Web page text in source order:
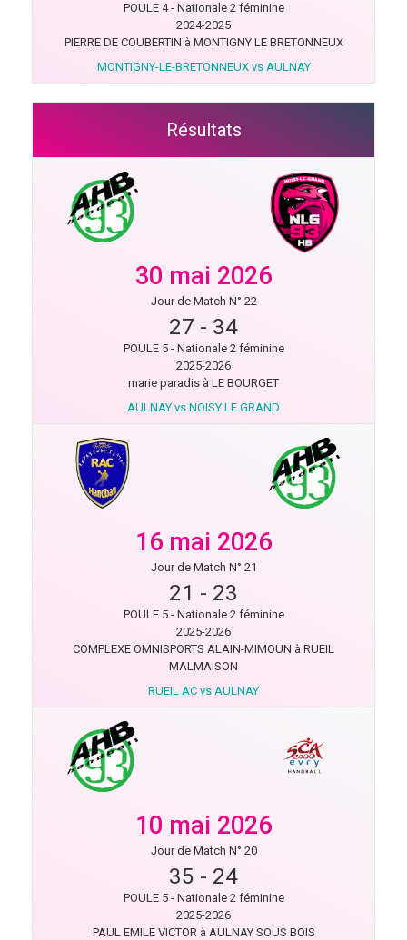
POULE 4 - Nationale 2 féminine
2024-2025
PIERRE DE COUBERTIN à MONTIGNY LE BRETONNEUX
MONTIGNY-LE-BRETONNEUX vs AULNAY
Résultats
30 mai 2026
Jour de Match N° 22
27 - 34
POULE 5 - Nationale 2 féminine
2025-2026
marie paradis à LE BOURGET
AULNAY vs NOISY LE GRAND
16 mai 2026
Jour de Match N° 21
21 - 23
POULE 5 - Nationale 2 féminine
2025-2026
COMPLEXE OMNISPORTS ALAIN-MIMOUN à RUEIL
MALMAISON
RUEIL AC vs AULNAY
10 mai 2026
Jour de Match N° 20
35 - 24
POULE 5 - Nationale 2 féminine
2025-2026
PAUL EMILE VICTOR à AULNAY SOUS BOIS